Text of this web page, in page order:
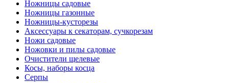
Ножницы садовые
Ножницы газонные
Ножницы-кусторезы
Аксессуары к секаторам, сучкорезам
Ножи садовые
Ножовки и пилы садовые
Очистители щелевые
Косы, наборы косца
Серпы